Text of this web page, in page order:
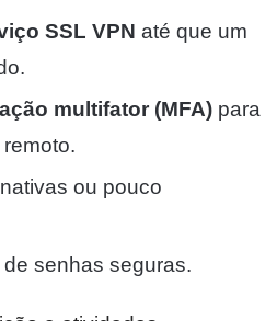
SSL VPN até que um
multifator (MFA) para
ou pouco
senhas seguras.